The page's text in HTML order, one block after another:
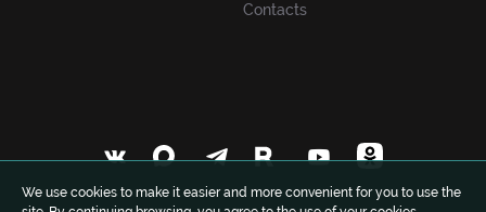
We use cookies to make it easier and more convenient for you to use the
Contacts